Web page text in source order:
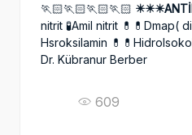
🏃🏻🏃🏻🏃🏻🏃🏻
nitrit 🧪Amil nitrit 💊💊Dmap(
Hsroksilamin
Dr. Kübranur Berber
609